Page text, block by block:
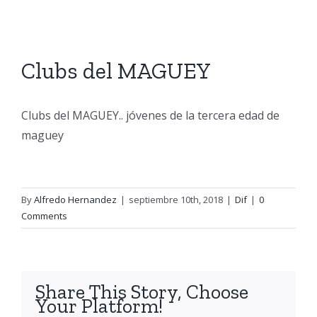
Larger
Clubs del MAGUEY
Clubs del MAGUEY.. jóvenes de la tercera edad de
maguey
ByAlfredo Hernandez | septiembre 10th, 2018 | Dif | 0
Comments
Share This Story, Choose
Your Platform!